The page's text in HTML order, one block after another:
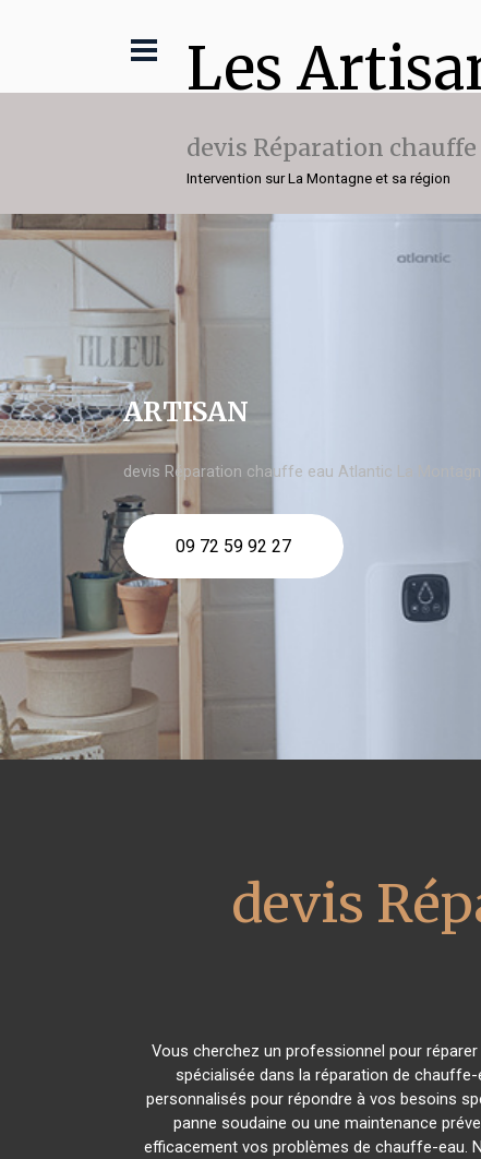
Les
devis Réparation
Intervention sur La Montagne et sa région
ARTISAN
devis Réparation chauffe eau Atlantic La Montagne
09 72 59 92 27
devis
Vous cherchez un professionnel pour
spécialisée dans la réparation de
personnalisés pour répondre à vos besoins
panne soudaine ou une maintenance
efficacement vos problèmes de chauffe-eau.